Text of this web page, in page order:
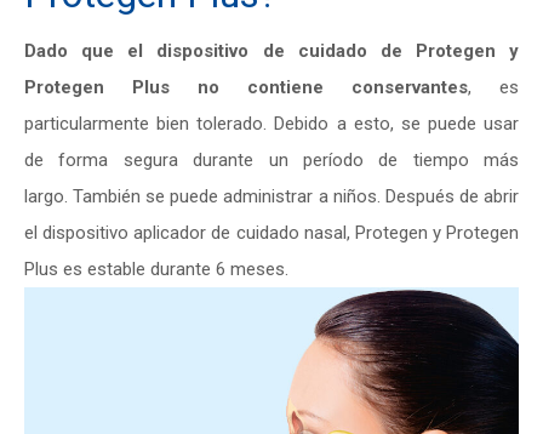
Dado que el dispositivo de cuidado de Protegen y
Protegen Plus no contiene conservantes, es
particularmente bien tolerado. Debido a esto, se puede usar
de forma segura durante un período de tiempo más
largo. También se puede administrar a niños. Después de abrir
el dispositivo aplicador de cuidado nasal, Protegen y Protegen
Plus es estable durante 6 meses.